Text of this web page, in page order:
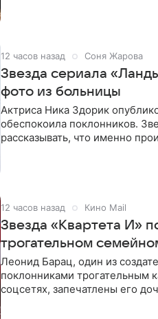
12 часов назад Соня Жарова
Звезда сериала
фото из больницы
Актриса Ника Здорик
обеспокоила поклонников.
рассказывать, что именно
12 часов назад Кино Mail
Звезда «Квартета И»
трогательном
Леонид Барац, один из
поклонниками трогательным
соцсетях, запечатлены его